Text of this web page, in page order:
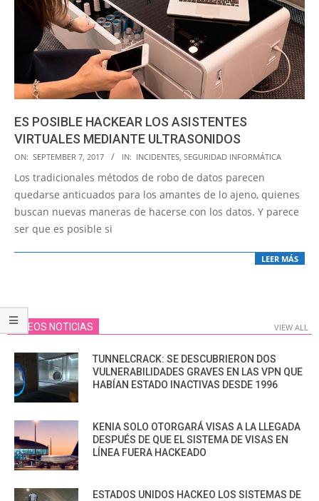
ES POSIBLE HACKEAR LOS ASISTENTES
VIRTUALES MEDIANTE ULTRASONIDOS
2017-
09-
07
ON: SEPTEMBER 7, 2017 IN: INCIDENTES, SEGURIDAD INFORMÁTICA
Los tradicionales métodos de robo de datos parecen
quedarse anticuados para los amantes de lo ajeno, quienes
buscan nuevas maneras de hacerse con los datos. Y parece
ser que es posible si
LEER MÁS
VIDEOS NOTICIAS VIEW ALL
TUNNELCRACK: SE DESCUBRIERON DOS
VULNERABILIDADES GRAVES EN LAS VPN QUE
HABÍAN ESTADO INACTIVAS DESDE 1996
KENIA SOLO OTORGARÁ VISAS A LA LLEGADA
DESPUÉS DE QUE EL SISTEMA DE VISAS EN
LÍNEA FUERA HACKEADO
ESTADOS UNIDOS HACKEO LOS SISTEMAS DE